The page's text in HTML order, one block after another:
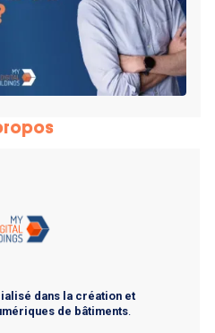
dans la création et
de bâtiments